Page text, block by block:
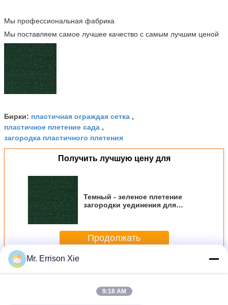
Мы профессиональная фабрика
Мы поставляем самое лучшее качество с самым лучшим ценой
Бирки: пластичная ограждая сетка ,
пластичное плетение сада ,
загородка пластичного плетения
Получить лучшую цену для
Темный - зеленое плетение
загородки уединения для
Продолжать
Больше
Mr. Errison Xie
9:18 AM